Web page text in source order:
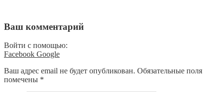
Ваш комментарий
Войти с помощью:
Facebook Google
Ваш адрес email не будет опубликован. Обязательные поля
помечены *